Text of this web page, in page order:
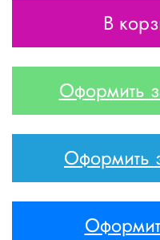
В
Оформить
Оформить